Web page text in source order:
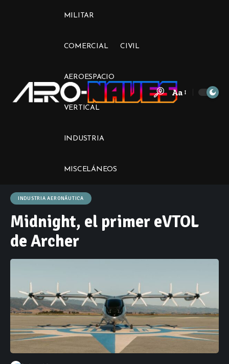
MILITAR
COMERCIAL CIVIL
AEROESPACIO
VERTICAL
INDUSTRIA
MISCELÁNEOS
Font
Aa
INDUSTRIA AERONÁUTICA
Midnight, el primer eVTOL
de Archer